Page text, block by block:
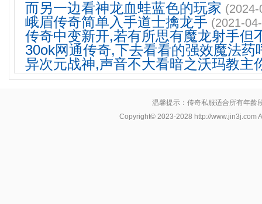
而另一边看神龙血蛙蓝色的玩家
峨眉传奇简单入手道士擒龙手 (2021-
传奇中变新开,若有所思有魔龙射手但
30ok网通传奇,下去看看的强效魔法
异次元战神,声音不大看暗之沃玛教主
温馨提示：传奇私服适合所有年龄
Copyright© 2023-2028 http://www.jin3j.com